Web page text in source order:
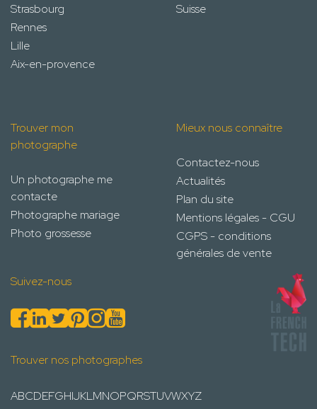
Strasbourg
Rennes
Lille
Aix-en-provence
Suisse
Trouver mon
photographe
Un photographe me
contacte
Photographe mariage
Photo grossesse
Mieux nous connaître
Contactez-nous
Actualités
Plan du site
Mentions légales - CGU
CGPS - conditions
générales de vente
Suivez-nous
Trouver nos photographes
ABCDEFGHIJKLMNOPQRSTUVWXYZ